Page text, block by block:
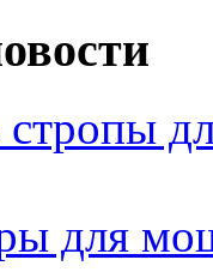
стропы
для